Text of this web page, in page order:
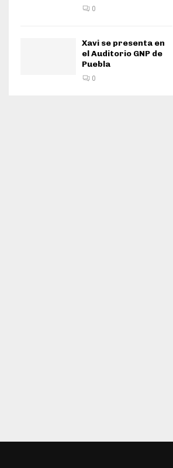
0
Xavi se presenta en
el Auditorio GNP de
Puebla
0